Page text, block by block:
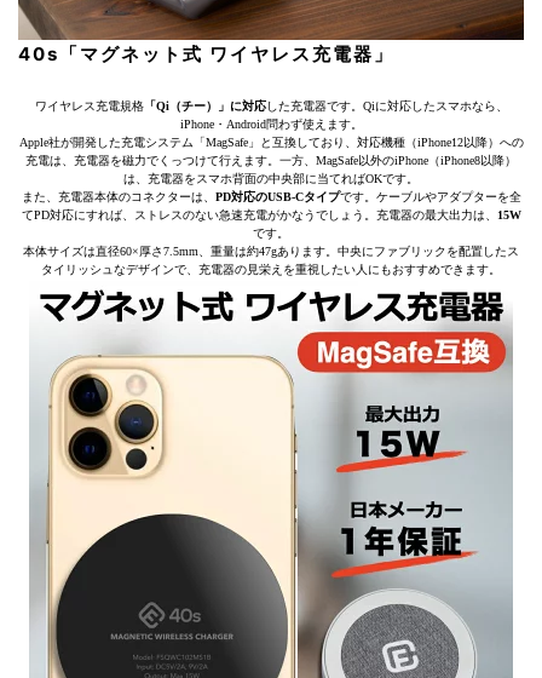
40s「マグネット式 ワイヤレス充電器」
ワイヤレス充電規格「Qi（チー）」に対応した充電器です。Qiに対応したスマホなら、
iPhone・Android問わず使えます。
Apple社が開発した充電システム「MagSafe」と互換しており、対応機種（iPhone12以降）への
充電は、充電器を磁力でくっつけて行えます。一方、MagSafe以外のiPhone（iPhone8以降）
は、充電器をスマホ背面の中央部に当てればOKです。
また、充電器本体のコネクターは、 PD対応のUSB-Cタイプです。ケーブルやアダプターを全
てPD対応にすれば、ストレスのない急速充電がかなうでしょう。充電器の最大出力は、
15W
です。
本体サイズは直径60×厚さ7.5mm、重量は約47gあります。中央にファブリックを配置したス
タイリッシュなデザインで、充電器の見栄えを重視したい人にもおすすめできます。